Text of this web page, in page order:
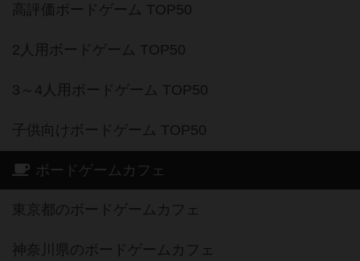
高評価ボードゲーム TOP50
2人用ボードゲーム TOP50
3～4人用ボードゲーム TOP50
子供向けボードゲーム TOP50
ボードゲームカフェ
東京都のボードゲームカフェ
神奈川県のボードゲームカフェ